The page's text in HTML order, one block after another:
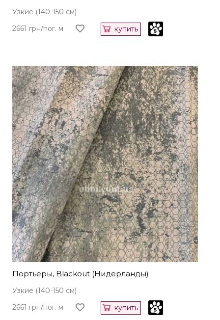
Узкие (140-150 см)
2661 грн/пог. м
купить
Портьеры, Blackout (Нидерланды)
Узкие (140-150 см)
2661 грн/пог. м
купить